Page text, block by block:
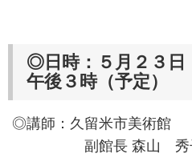
◎日時：５月２３日
午後３時（予定）
◎講師：久留米市美術館
副館長 森山 秀